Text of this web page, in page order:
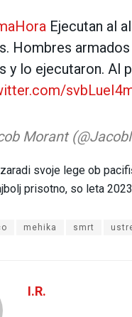
Ejecutan al
Hombres
y lo ejecutaron. Al
Morant
zaradi svoje lege ob
prisotno, so leta
mehika smrt
I.R.